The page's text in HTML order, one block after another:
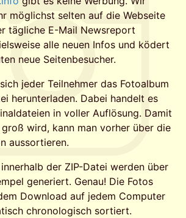
möglichst selten auf die Webseite
tägliche E-Mail Newsreport
alle neuen Infos und ködert
neue Seitenbesucher.
jeder Teilnehmer das Fotoalbum
herunterladen. Dabei handelt es
in voller Auflösung. Damit
wird, kann man vorher über die
aussortieren.
der ZIP-Datei werden über
generiert. Genau! Die Fotos
Download auf jedem Computer
chronologisch sortiert.